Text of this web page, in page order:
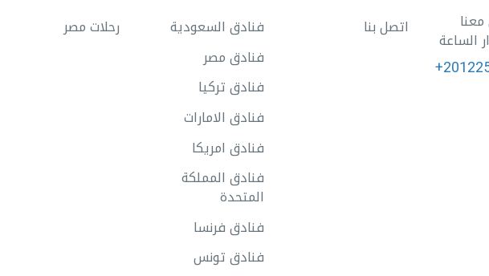
الساعة
اتصل بنا
فنادق السعودية
فنادق مصر
فنادق تركيا
فنادق الامارات
فنادق امريكا
فنادق المملكة
المتحدة
فنادق فرنسا
فنادق تونس
رحلات مصر